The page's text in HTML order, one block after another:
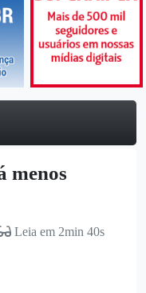
menos
Leia em 2min 40s